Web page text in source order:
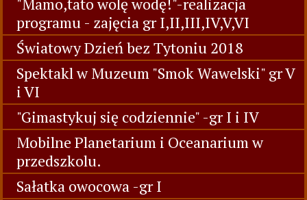
programu - zajęcia gr I,II,III,IV,V,VI
Światowy Dzień bez Tytoniu 2018
Spektakl w Muzeum "Smok Wawelski" gr V
i VI
"Gimastykuj się codziennie" -gr I i IV
Mobilne Planetarium i Oceanarium w
przedszkolu.
Sałatka owocowa -gr I